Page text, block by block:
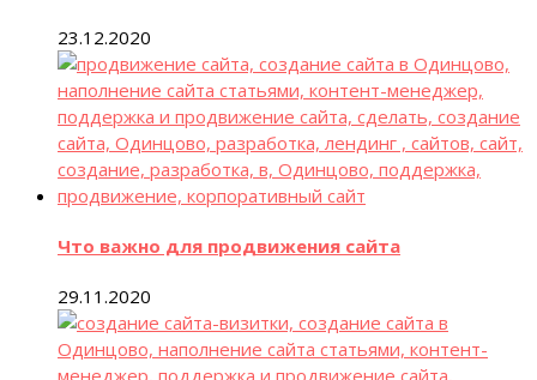
23.12.2020
Что важно для продвижения сайта
29.11.2020